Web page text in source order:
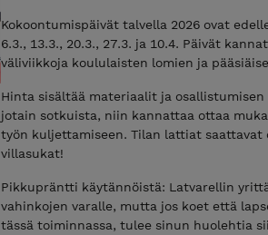
Kokoontumispäivät talvella 2026 ovat
6.3., 13.3., 20.3., 27.3. ja 10.4. Päivät
väliviikkoja koululaisten lomien ja
Hinta sisältää materiaalit ja osallistumisen
jotain sotkuista, niin kannattaa ottaa
työn kuljettamiseen. Tilan lattiat
villasukat!
Pikkupräntti käytännöistä: Latvarellin
vahinkojen varalle, mutta jos koet että
tässä toiminnassa, tulee sinun huolehtia